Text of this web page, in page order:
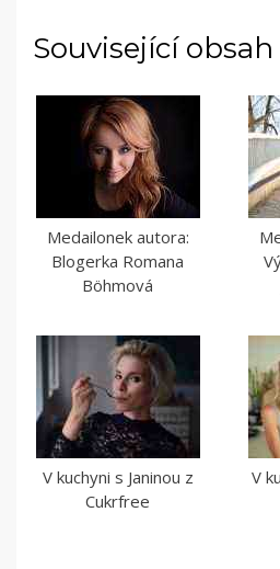
Související obsah
Medailonek autora:
Blogerka Romana
Böhmová
V kuchyni s Janinou z
Cukrfree
V